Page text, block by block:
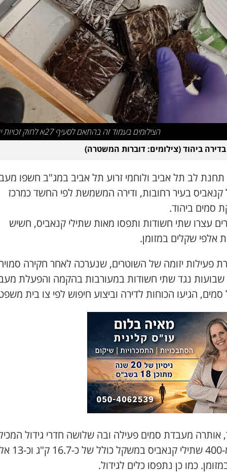
הצילומים בעמוד זה בהתאם לסעיף 27א לחוק זכויות יוצרים
ביהוד (צילומים: דוברות המשטרה)
תחנת לב תל אביב ולוחמי זרוע תל אביב במג"ב חשפו
קנאביס בעיר רחובות, ודירה המשמשת לפי החשד כמרכז
סמים ביהוד.
עצרו שתי חשודות ותפסו מאות שתילי קנאביס, חשיש
אלפי שקלים במזומן.
פעילות יזומה של השוטרים, שנערכה לאחר חקירה
נגד שתי חשודות במעורבות בהקמה והפעלת
סמים, הגיעו הכוחות לדירה וביצוע חיפוש לפי צו בית
אותרה מעבדת סמים פעילה ובה שלושה חדרי גידול
יותר מ-400 שתילי קנאביס
כמו כן נתפסו כלים לגידול.